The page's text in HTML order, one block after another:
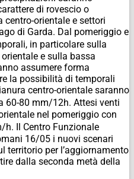
di rovescio o
centro-orientale e settori
di Garda. Dal pomeriggio e
in particolare sulla
e sulla bassa
assumere forma
la possibilità di temporali
centro-orientale saranno
60-80 mm/12h. Attesi venti
nel pomeriggio con
Il Centro Funzionale
16/05 i nuovi scenari
territorio per l’aggiornamento
dalla seconda metà della